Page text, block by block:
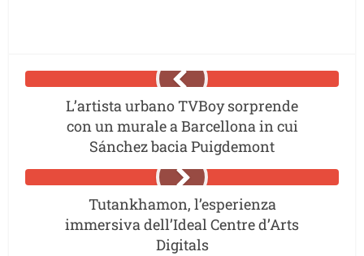
L’artista urbano TVBoy sorprende
con un murale a Barcellona in cui
Sánchez bacia Puigdemont
Tutankhamon, l’esperienza
immersiva dell’Ideal Centre d’Arts
Digitals